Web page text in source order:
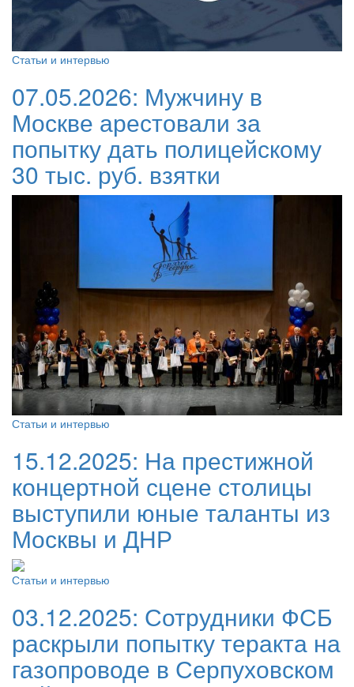
Статьи и интервью
07.05.2026: Мужчину в
Москве арестовали за
попытку дать полицейскому
30 тыс. руб. взятки
Статьи и интервью
15.12.2025: На престижной
концертной сцене столицы
выступили юные таланты из
Москвы и ДНР
Статьи и интервью
03.12.2025: Сотрудники ФСБ
раскрыли попытку теракта на
газопроводе в Серпуховском